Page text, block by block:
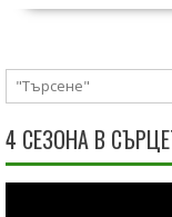
4 СЕЗОНА В